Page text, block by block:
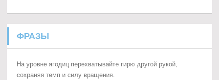
ФРАЗЫ
На уровне ягодиц перехватывайте гирю другой рукой,
сохраняя темп и силу вращения.